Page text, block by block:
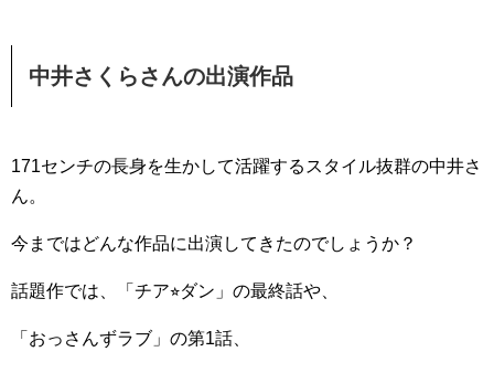
中井さくらさんの出演作品
171センチの長身を生かして活躍するスタイル抜群の中井さ
ん。
今まではどんな作品に出演してきたのでしょうか？
話題作では、「チア⭐︎ダン」の最終話や、
「おっさんずラブ」の第1話、